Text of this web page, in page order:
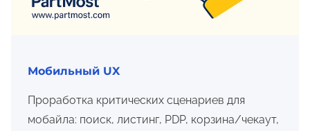
Мобильный UX
Проработка критических сценариев для
мобайла: поиск, листинг, PDP, корзина/чекаут,